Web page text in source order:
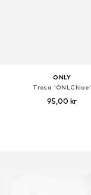
ONLY
Trosa 'ONLChloe'
95,00 kr